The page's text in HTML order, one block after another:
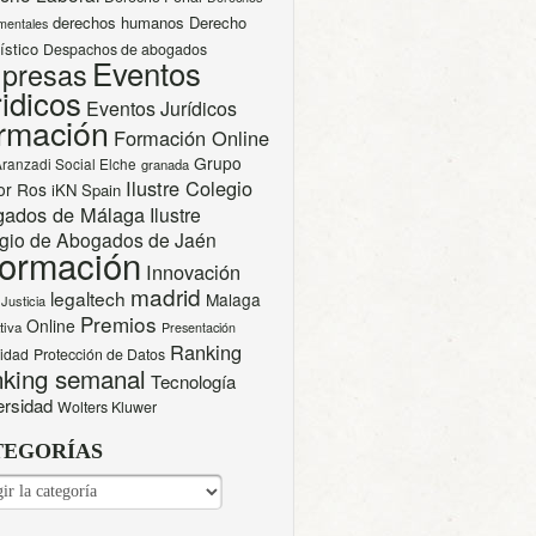
derechos humanos Derecho
Despachos de abogados
Eventos
Eventos Jurídicos
Formación Online
Social Elche granada Grupo
Ros iKN Spain Ilustre Colegio
de Málaga Ilustre
de Abogados de Jaén
Innovación
Justicia legaltech madrid Malaga
Online Premios Presentación
Protección de Datos Ranking
semanal Tecnología
Wolters Kluwer